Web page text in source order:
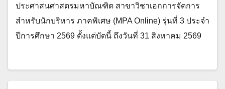
ประศาสนศาสตรมหาบัณฑิต สาขาวิชาเอกการจัดการ
สำหรับนักบริหาร ภาคพิเศษ (MPA Online) รุ่นที่ 3 ประจำ
ปีการศึกษา 2569 ตั้งแต่บัดนี้ ถึงวันที่ 31 สิงหาคม 2569